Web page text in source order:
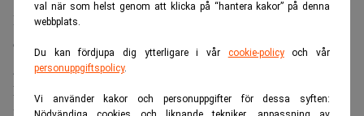
val när som helst genom att klicka på “hantera kakor” på denna
webbplats.
Du kan fördjupa dig ytterligare i vår cookie-policyoch vår
personuppgiftspolicy.
Vi använder kakor och personuppgifter för dessa syften:
Rundan leds av den befintliga ägaren Coatue Management
och väntas stängas senare i sommar, med både nya och
gamla investerare.
Missa inte: Hemnets vinst rasar – vd: ”Vi är inte nöjda”.